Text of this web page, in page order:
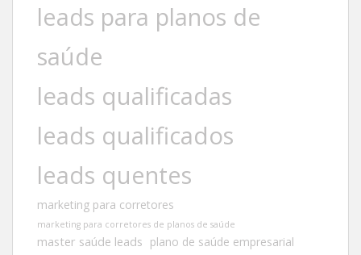
leads para planos de
saúde
leads qualificadas
leads qualificados
leads quentes
marketing para corretores
marketing para corretores de planos de saúde
master saúde leads plano de saúde empresarial